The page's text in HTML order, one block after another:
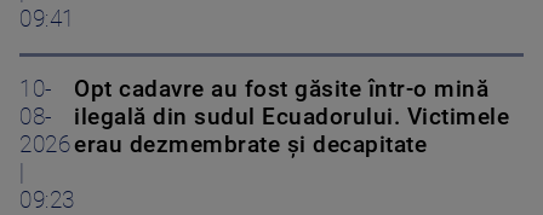
09:41
10-
08-
2026
|
09:23
Opt cadavre au fost găsite într-o mină
ilegală din sudul Ecuadorului. Victimele
erau dezmembrate și decapitate